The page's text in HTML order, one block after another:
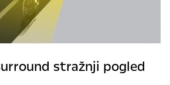
stražnji pogled